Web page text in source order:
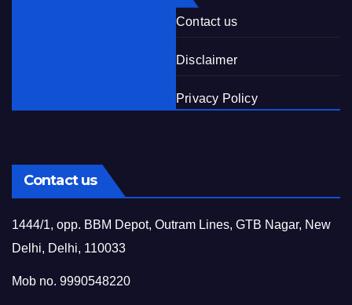
Contact us
Disclaimer
Privacy Policy
Contact us
1444/1, opp. BBM Depot, Outram Lines, GTB Nagar, New
Delhi, Delhi, 110033
Mob no. 9990548220